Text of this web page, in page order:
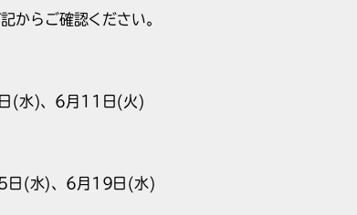
からご確認ください。
(水)、6月11日(火)
(水)、6月19日(水)